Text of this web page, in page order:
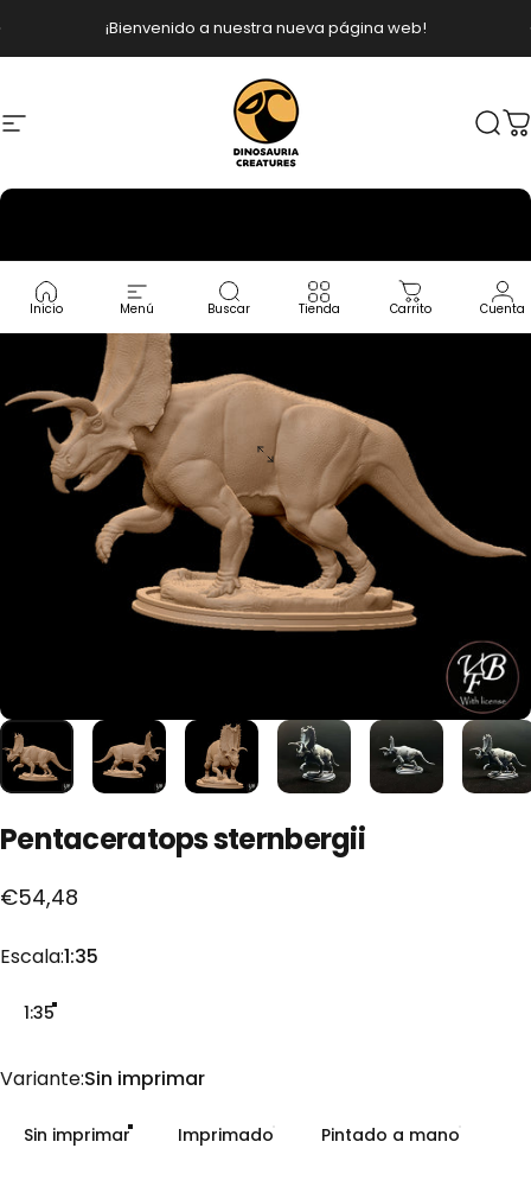
¡Bienvenido a nuestra nueva página web!
diapositivas pausa
Navegación Dinosauria Creatures
Inicio Menú Buscar Tienda Carrito Cuenta
Pentaceratopssternbergii
€54,48
Escala
Escala:1:35
1:35
Variante
Variante:Sin imprimar
Sin imprimar Imprimado Pintado a mano